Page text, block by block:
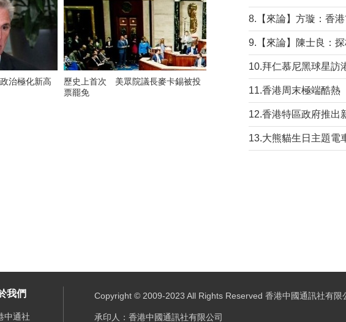
治極化新高
歷史上首次 美眾院議長麥卡錫被投
票罷免
10.拜仁慕尼黑球星
11.香港周末極端酷
13.大熊貓生日主題電
我們
中通社
Copyright © 2009-2023 All Rights Reserved 香港中國通訊社有限
承印人：香港中國通訊社有限公司